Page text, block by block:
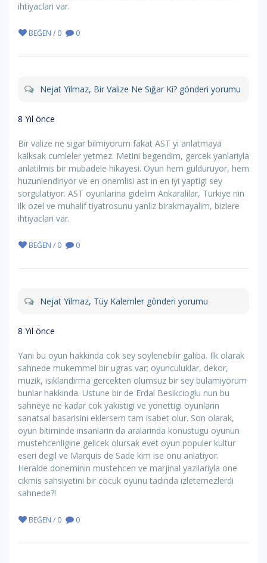
ihtiyaclari var.
BEĞEN / 0 0
Nejat Yilmaz, Bir Valize Ne Sığar Ki? gönderi yorumu
8 Yıl önce
Bir valize ne sigar bilmiyorum fakat AST yi anlatmaya
kalksak cumleler yetmez. Metini begendim, gercek yanlariyla
anlatilmis bir mubadele hikayesi. Oyun hem gulduruyor, hem
huzunlendiriyor ve en onemlisi ast in en iyi yaptigi sey
sorgulatiyor. AST oyunlarina gidelim Ankaralilar, Turkiye nin
ilk ozel ve muhalif tiyatrosunu yanliz birakmayalim, bizlere
ihtiyaclari var.
BEĞEN / 0 0
Nejat Yilmaz, Tüy Kalemler gönderi yorumu
8 Yıl önce
Yani bu oyun hakkinda cok sey soylenebilir galiba. Ilk olarak
sahnede mukemmel bir ugras var; oyunculuklar, dekor,
muzik, isiklandirma gercekten olumsuz bir sey bulamiyorum
bunlar hakkinda. Ustune bir de Erdal Besikcioglu nun bu
sahneye ne kadar cok yakistigi ve yonettigi oyunlarin
sanatsal basarisini eklersem tam isabet olur. Son olarak,
oyun bitiminde insanlarin da aralarinda konustugu oyunun
mustehcenligine gelicek olursak evet oyun populer kultur
eseri degil ve Marquis de Sade kim ise onu anlatiyor.
Heralde doneminin mustehcen ve marjinal yazilariyla one
cikmis sahsiyetini bir cocuk oyunu tadinda izletemezlerdi
sahnede?!
BEĞEN / 0 0